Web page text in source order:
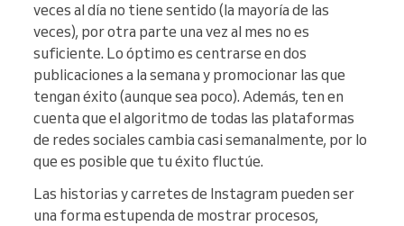
veces al día no tiene sentido (la mayoría de las
veces), por otra parte una vez al mes no es
suficiente. Lo óptimo es centrarse en dos
publicaciones a la semana y promocionar las que
tengan éxito (aunque sea poco). Además, ten en
cuenta que el algoritmo de todas las plataformas
de redes sociales cambia casi semanalmente, por lo
que es posible que tu éxito fluctúe.
Las historias y carretes de Instagram pueden ser
una forma estupenda de mostrar procesos,